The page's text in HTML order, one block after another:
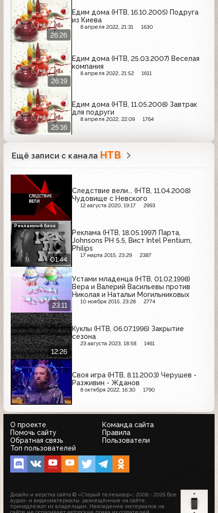
26:26
Едим дома (НТВ, 16.10.2005) Подруга
из Киева
8 апреля 2022, 21:31 1630
26:19
Едим дома (НТВ, 25.03.2007) Веселая
компания
8 апреля 2022, 21:52 1611
25:16
Едим дома (НТВ, 11.05.2008) Завтрак
для подруги
8 апреля 2022, 22:09 1764
Ещё записи с канала НТВ
Следствие вели... (НТВ, 11.04.2008)
Чудовище с Невского
12 августа 2020, 19:17 2993
01:44
Реклама (НТВ, 18.05.1997) Парта,
Johnsons PH 5.5, Вист Intel Pentium,
Philips
17 марта 2015, 23:29 2387
Рекламный блок
23:11
Устами младенца (НТВ, 01.02.1998)
Вера и Валерий Васильевы против
Николая и Натальи Могильниковых
10 ноября 2015, 23:28 2774
12:26
Куклы (НТВ, 06.07.1996) Закрытие
сезона
23 августа 2023, 18:58 1461
Своя игра (НТВ, 8.11.2003) Черушев -
Разживин - Жданов
8 октября 2022, 16:30 1790
О проекте
Команда сайта
Помочь сайту
Правила
Обратная связь
Пользователи
Топ пользователей
Дизайн и верстка сайта © «Старый телевизор»; 2008 - 2026 Все
аудио- и видеоматериалы, размещённые на сайте,
принадлежат их владельцам. Нахождение материалов на